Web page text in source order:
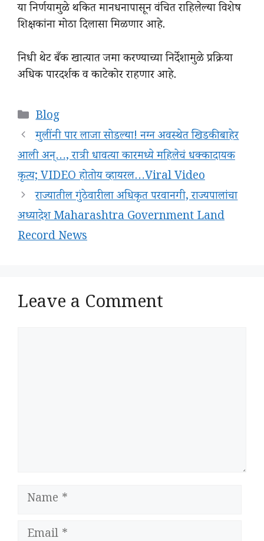
या निर्णयामुळे थकित मानधनापासून वंचित राहिलेल्या विशेष
शिक्षकांना मोठा दिलासा मिळणार आहे.
निधी थेट बँक खात्यात जमा करण्याच्या निर्देशामुळे प्रक्रिया
अधिक पारदर्शक व काटेकोर राहणार आहे.
Categories
Blog
मुलींनी पार लाजा सोडल्या! नग्न अवस्थेत खिडकीबाहेर
आली अन्…, रात्री धावत्या कारमध्ये महिलेचं धक्कादायक
कृत्य; VIDEO होतोय व्हायरल…Viral Video
राज्यातील गुंठेवारीला अधिकृत परवानगी, राज्यपालांचा
अध्यादेश Maharashtra Government Land
Record News
Leave a Comment
Name
Email